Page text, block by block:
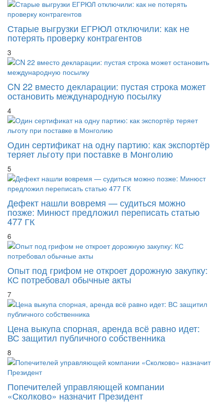
Старые выгрузки ЕГРЮЛ отключили: как не
потерять проверку контрагентов
3
CN 22 вместо декларации: пустая строка может
остановить международную посылку
4
Один сертификат на одну партию: как экспортёр
теряет льготу при поставке в Монголию
5
Дефект нашли вовремя — судиться можно
позже: Минюст предложил переписать статью
477 ГК
6
Опыт под грифом не откроет дорожную закупку:
КС потребовал обычные акты
7
Цена выкупа спорная, аренда всё равно идет:
ВС защитил публичного собственника
8
Попечителей управляющей компании
«Сколково» назначит Президент